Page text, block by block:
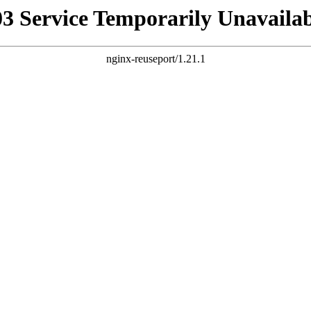
Service Temporarily
nginx-reuseport/1.21.1